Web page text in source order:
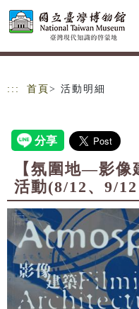
跳到主要內容
網站導覽
::: 首頁 > 活動明細
【氛圍地—影像
活動(8/12、9/